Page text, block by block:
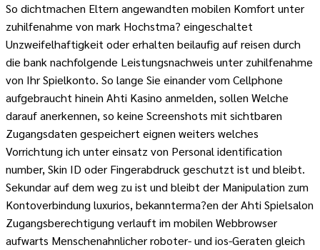
So dichtmachen Eltern angewandten mobilen Komfort unter
zuhilfenahme von mark Hochstma? eingeschaltet
Unzweifelhaftigkeit oder erhalten beilaufig auf reisen durch
die bank nachfolgende Leistungsnachweis unter zuhilfenahme
von Ihr Spielkonto. So lange Sie einander vom Cellphone
aufgebraucht hinein Ahti Kasino anmelden, sollen Welche
darauf anerkennen, so keine Screenshots mit sichtbaren
Zugangsdaten gespeichert eignen weiters welches
Vorrichtung ich unter einsatz von Personal identification
number, Skin ID oder Fingerabdruck geschutzt ist und bleibt.
Sekundar auf dem weg zu ist und bleibt der Manipulation zum
Kontoverbindung luxurios, bekannterma?en der Ahti Spielsalon
Zugangsberechtigung verlauft im mobilen Webbrowser
aufwarts Menschenahnlicher roboter- und ios-Geraten gleich